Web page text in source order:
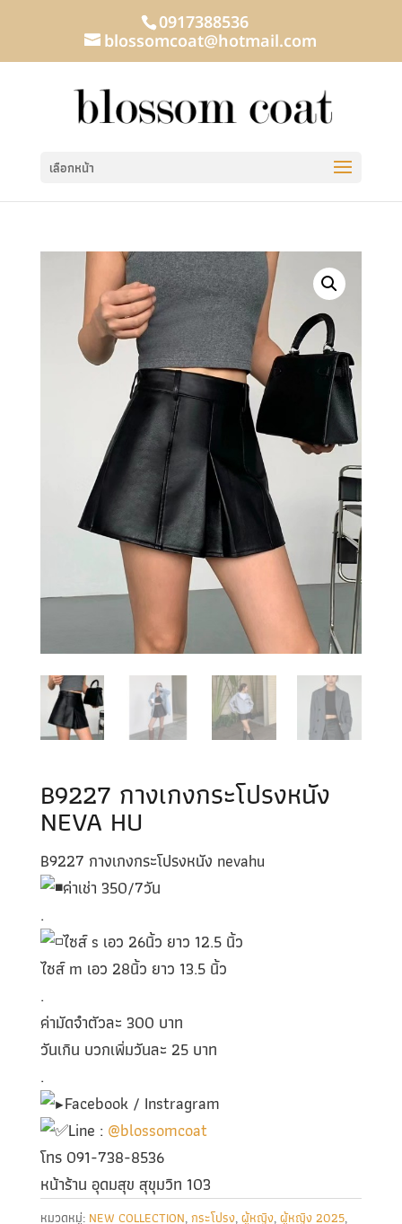
0917388536
blossomcoat@hotmail.com
เลือกหน้า
B9227 กางเกงกระโปรงหนัง
NEVA HU
B9227 กางเกงกระโปรงหนัง nevahu
ค่าเช่า 350/7วัน
.
ไซส์ s เอว 26นิ้ว ยาว 12.5 นิ้ว
ไซส์ m เอว 28นิ้ว ยาว 13.5 นิ้ว
.
ค่ามัดจำตัวละ 300 บาท
วันเกิน บวกเพิ่มวันละ 25 บาท
.
Facebook / Instragram
Line : @blossomcoat
โทร 091-738-8536
หน้าร้าน อุดมสุข สุขุมวิท 103
หมวดหมู่: NEW COLLECTION,กระโปรง,ผู้หญิง,ผู้หญิง 2025,